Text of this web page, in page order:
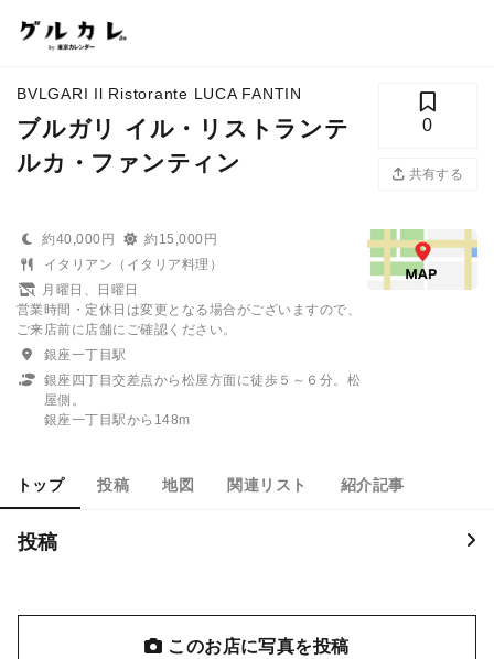
BVLGARI Il Ristorante LUCA FANTIN
ブルガリ イル・リストランテ
ルカ・ファンティン
0
共有する
約40,000円
約15,000円
イタリアン（イタリア料理）
月曜日、日曜日
営業時間・定休日は変更となる場合がございますので、
ご来店前に店舗にご確認ください。
銀座一丁目駅
銀座四丁目交差点から松屋方面に徒歩５～６分。松
屋側。
銀座一丁目駅から148m
トップ 投稿 地図 関連リスト 紹介記事
投稿
このお店に写真を投稿